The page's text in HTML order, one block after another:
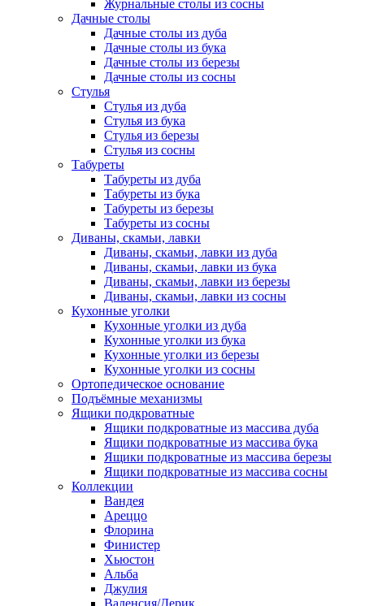
Журнальные столы из сосны
Дачные столы
Дачные столы из дуба
Дачные столы из бука
Дачные столы из березы
Дачные столы из сосны
Стулья
Стулья из дуба
Стулья из бука
Стулья из березы
Стулья из сосны
Табуреты
Табуреты из дуба
Табуреты из бука
Табуреты из березы
Табуреты из сосны
Диваны, скамьи, лавки
Диваны, скамьи, лавки из дуба
Диваны, скамьи, лавки из бука
Диваны, скамьи, лавки из березы
Диваны, скамьи, лавки из сосны
Кухонные уголки
Кухонные уголки из дуба
Кухонные уголки из бука
Кухонные уголки из березы
Кухонные уголки из сосны
Ортопедическое основание
Подъёмные механизмы
Ящики подкроватные
Ящики подкроватные из массива дуба
Ящики подкроватные из массива бука
Ящики подкроватные из массива березы
Ящики подкроватные из массива сосны
Коллекции
Вандея
Ареццо
Флорина
Финистер
Хьюстон
Альба
Джулия
Валенсия/Дерик